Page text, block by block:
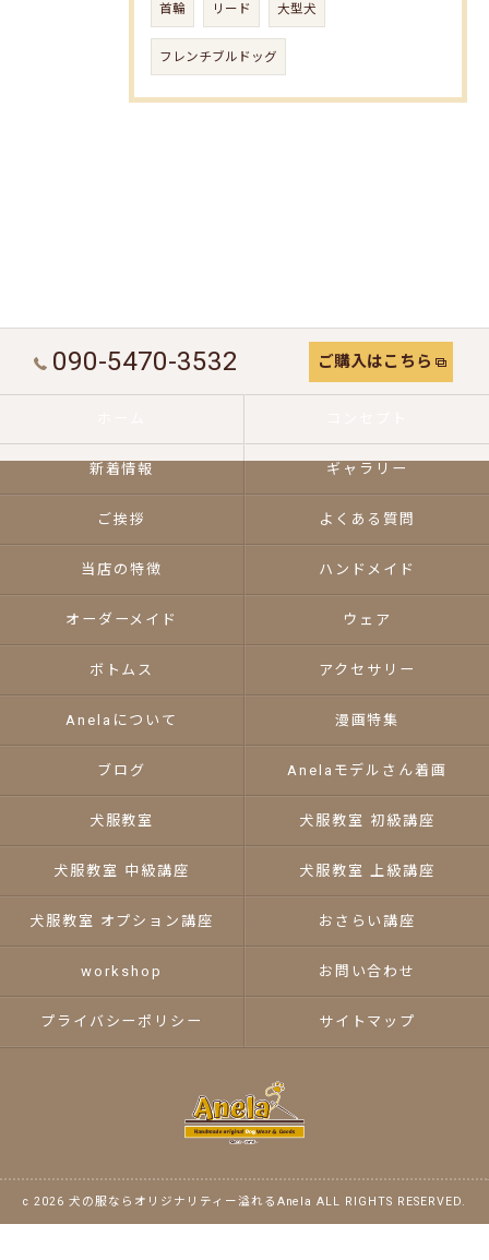
首輪 リード 大型犬
フレンチブルドッグ
090-5470-3532 ご購入はこちら
新着情報 ギャラリー
ご挨拶 よくある質問
当店の特徴 ハンドメイド
オーダーメイド ウェア
ボトムス アクセサリー
Anelaについて 漫画特集
ブログ Anelaモデルさん着画
犬服教室 犬服教室 初級講座
犬服教室 中級講座 犬服教室 上級講座
犬服教室 オプション講座 おさらい講座
workshop お問い合わせ
プライバシーポリシー サイトマップ
c 2026 犬の服ならオリジナリティー溢れるAnela ALL RIGHTS RESERVED.